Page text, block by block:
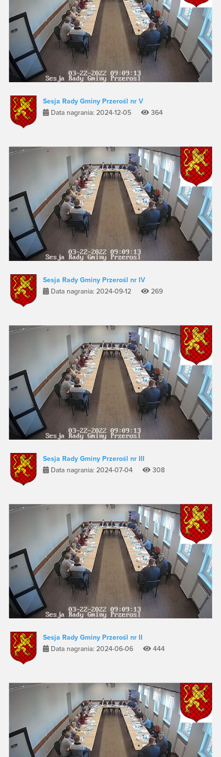
Sesja Rady Gminy Przerośl nr V
Data nagrania: 2024-12-05
364
Sesja Rady Gminy Przerośl nr IV
Data nagrania: 2024-09-12
269
Sesja Rady Gminy Przerośl nr III
Data nagrania: 2024-07-04
308
Sesja Rady Gminy Przerośl nr II
Data nagrania: 2024-06-06
444